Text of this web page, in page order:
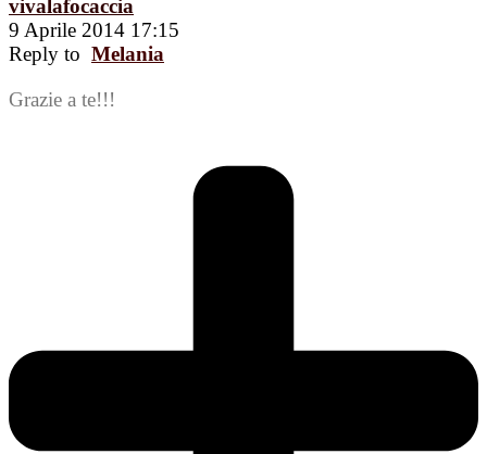
vivalafocaccia
9 Aprile 2014 17:15
Reply to Melania
Grazie a te!!!